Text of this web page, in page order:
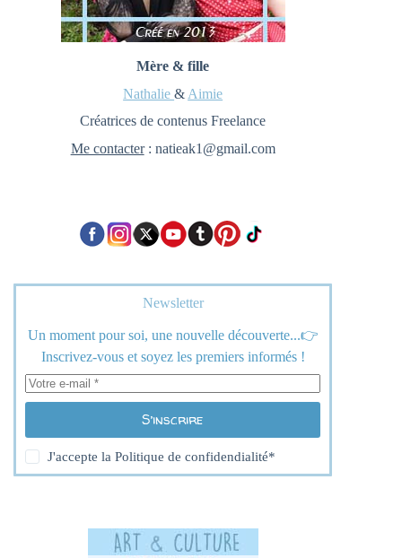
Mère & fille
Nathalie& Aimie
Créatrices de contenus Freelance
Me contacter: natieak1@gmail.com
Newsletter
Un moment pour soi, une nouvelle découverte...👉
Inscrivez-vous et soyez les premiers informés !
S’inscrire
J'accepte laPolitique de confidendialité*